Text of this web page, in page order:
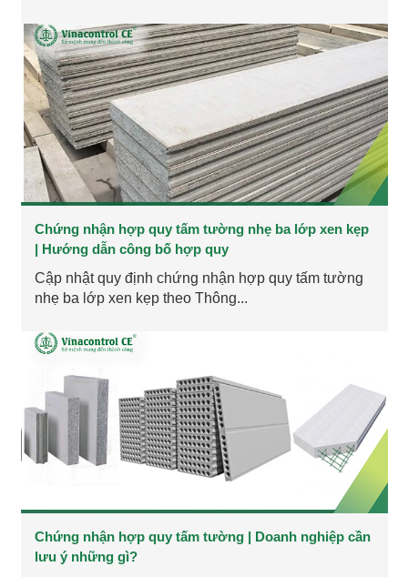
Chứng nhận hợp quy tấm tường nhẹ ba lớp xen kẹp
| Hướng dẫn công bố hợp quy
Cập nhật quy định chứng nhận hợp quy tấm tường
nhẹ ba lớp xen kẹp theo Thông...
Chứng nhận hợp quy tấm tường | Doanh nghiệp cần
lưu ý những gì?